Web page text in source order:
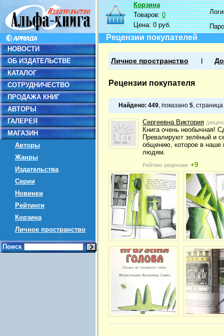
НОВОСТИ
ОБ ИЗДАТЕЛЬСТВЕ
КАТАЛОГ
СОТРУДНИЧЕСТВО
ПРОДАЖА КНИГ
АВТОРЫ
ГАЛЕРЕЯ
МАГАЗИН
Авторы
Жанры
Издательства
Серии
Новинки
Рейтинги
Корзина
Личное пространство
Поиск
Корзина
Товаров:0
Цена:0 руб.
Рецензии покупателей
Личное пространство
Рецензии покупателя
Найдено: 449, показано 5, страница
Сергеевна Виктория
Книга очень необычная!
Превалируют зелёный и
общению, которое в наше
людям.
Рейтинг рецензии: +9